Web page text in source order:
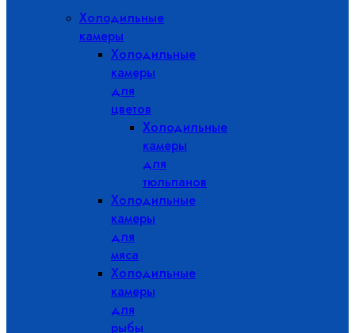
Холодильные
камеры
Холодильные
камеры
для
цветов
Холодильные
камеры
для
тюльпанов
Холодильные
камеры
для
мяса
Холодильные
камеры
для
рыбы